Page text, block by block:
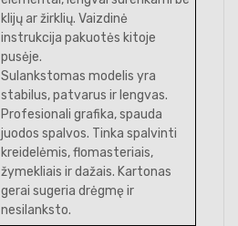
klijų ar žirklių. Vaizdinė
instrukcija pakuotės kitoje
pusėje.
Sulankstomas modelis yra
stabilus, patvarus ir lengvas.
Profesionali grafika, spauda
juodos spalvos. Tinka spalvinti
kreidelėmis, flomasteriais,
žymekliais ir dažais. Kartonas
gerai sugeria drėgmę ir
nesilanksto.